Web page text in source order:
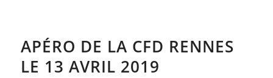
APÉRO DE LA CFD RENNES
LE 13 AVRIL 2019